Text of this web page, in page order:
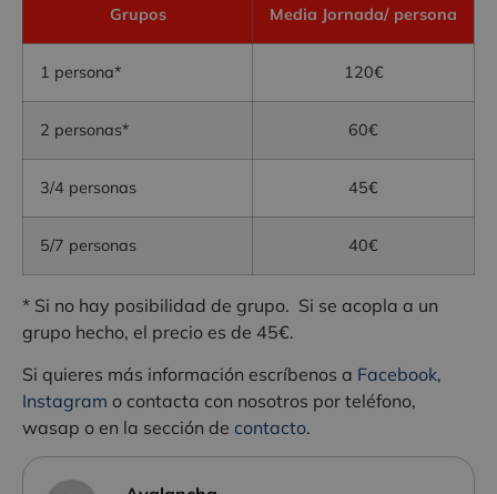
Grupos Media Jornada/ persona
1 persona* 120€
2 personas* 60€
3/4 personas 45€
5/7 personas 40€
* Si no hay posibilidad de grupo. Si se acopla a un
grupo hecho, el precio es de 45€.
Si quieres más información escríbenos a Facebook,
Instagram o contacta con nosotros por teléfono,
wasap o en la sección de contacto.